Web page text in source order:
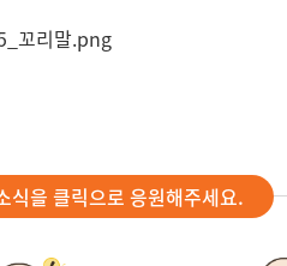
식을 클릭으로 응원해주세요.